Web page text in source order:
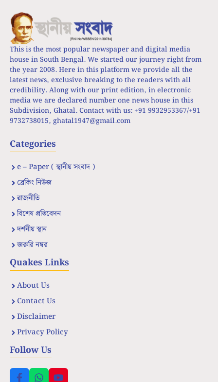
This is the most popular newspaper and digital media
house in South Bengal. We started our journey right from
the year 2008. Here in this platform we provide all the
latest news, exclusive breaking to the readers with all
credibility. Along with our print edition, in electronic
media we are declared number one news house in this
Subdivision, Ghatal. Contact with us: +91 9932953367/+91
9732738015, ghatal1947@gmail.com
Categories
e – Paper ( স্থানীয় সংবাদ )
ব্রেকিং নিউজ
রাজনীতি
বিশেষ প্রতিবেদন
দর্শনীয় স্থান
জরুরি নম্বর
Quakes Links
About Us
Contact Us
Disclaimer
Privacy Policy
Follow Us